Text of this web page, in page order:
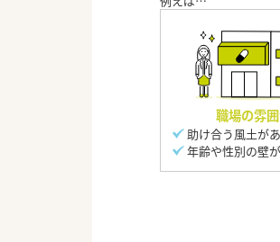
職場の雰
助け合う風土が
年齢や性別の壁